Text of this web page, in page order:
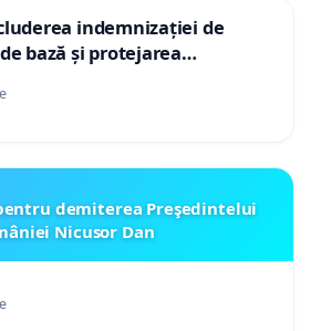
indemnizației de
bază și protejarea
pentru asistenții
demiterea Preşedintelui
Nicusor Dan